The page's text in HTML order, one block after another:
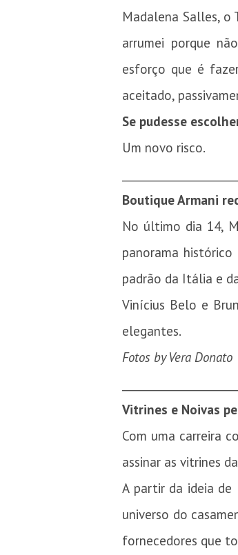
Madalena Salles, o
arrumei porque
esforço que é
aceitado,
Se pudesse
Um novo risco.
Boutique Armani
No último dia 14,
panorama
padrão da Itália e
Vinícius Belo e
elegantes.
Fotos by Vera Donato
Vitrines e Noivas
Com uma carreira
assinar as vitrines
A partir da ideia
universo do
fornecedores que